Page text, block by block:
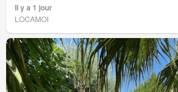
Il y a 1 jour
LOCAMOI